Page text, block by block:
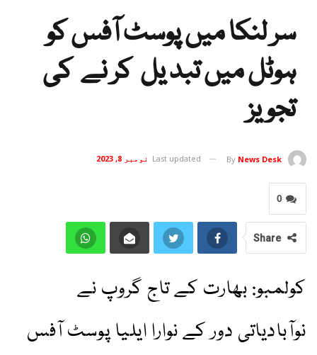
سر لنکا میں پوسٹ آفس کو
ہوٹل میں تبد یل کر نے کی
تجویز
By News Desk
Last updated نومبر 8, 2023
0
Share
کولمبو: بھارت کے تاج گروپ نے
نوآبادیاتی دور کے نوارا ایلیا پوسٹ آفس